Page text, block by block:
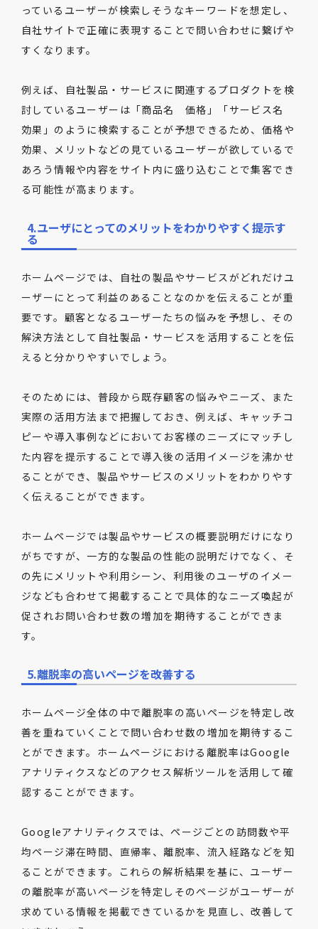
っているユーザーが検索しそうなキーワードを想定し、
自社サイトで正確に表現することで問い合わせに繋げや
すくなります。
例えば、自社製品・サービスに関連するプロダクトを検
討しているユーザーは「商品名 価格」「サービス名
効果」のように検索することが予想できるため、価格や
効果、メリットなどの見ているユーザーが欲しているで
あろう情報や内容をサイト内に盛り込むことで集客でき
る可能性が高まります。
4.ユーザにとってのメリットをわかりやすく提示す
る
ホームページでは、自社の製品やサービスがどれだけユ
ーザーにとって利益のあることなのかを伝えることが重
要です。顧客となるユーザーたちの悩みを予想し、その
解決方法として自社製品・サービスを活用することを伝
えると分かりやすいでしょう。
そのためには、普段から既存顧客の悩みやニーズ、また
実際の活用方法まで把握しておき、例えば、キャッチコ
ピーや導入事例などにおいてお客様のニーズにマッチし
た内容を提示することで導入後の活用イメージを沸かせ
ることができ、製品やサービスのメリットをわかりやす
く伝えることができます。
ホームページでは製品やサービスの概要説明だけになり
がちですが、一方的な製品の性能の説明だけでなく、そ
の先にメリットや利用シーン、利用後のユーザのイメー
ジなども合わせて掲載することで具体的なニーズ喚起が
促されお問い合わせ数の増加を期待することができま
す。
5.離脱率の高いページを改善する
ホームページ全体の中で離脱率の高いページを特定し改
善を重ねていくことで問い合わせ数の増加を期待するこ
とができます。ホームページにおける離脱率はGoogle
アナリティクスなどのアクセス解析ツールを活用して確
認することができます。
Googleアナリティクスでは、ページごとの訪問数や平
均ページ滞在時間、直帰率、離脱率、流入経路などを知
ることができます。これらの解析結果を基に、ユーザー
の離脱率が高いページを特定しそのページがユーザーが
求めている情報を掲載できているかを見直し、改善して